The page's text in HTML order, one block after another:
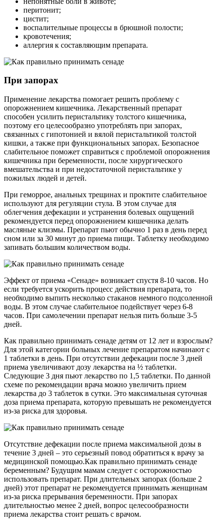
перитонит;
цистит;
воспалительные процессы в брюшной полости;
кровотечения;
аллергия к составляющим препарата.
При запорах
Применение лекарства помогает решить проблему с
опорожнением кишечника. Лекарственный препарат
способен усилить перистальтику толстого кишечника,
поэтому его целесообразно употреблять при запорах,
связанных с гипотонией и вялой перистальтикой толстой
кишки, а также при функциональных запорах. Безопасное
слабительное поможет справиться с проблемой опорожнения
кишечника при беременности, после хирургического
вмешательства и при недостаточной перистальтике у
пожилых людей и детей.
При геморрое, анальных трещинах и проктите слабительное
используют для регуляции стула. В этом случае для
облегчения дефекации и устранения болевых ощущений
рекомендуется перед опорожнением кишечника делать
масляные клизмы. Препарат пьют обычно 1 раз в день перед
сном или за 30 минут до приема пищи. Таблетку необходимо
запивать большим количеством воды.
Эффект от приема «Сенаде» возникает спустя 8-10 часов. Но
если требуется ускорить процесс действия препарата, то
необходимо выпить несколько стаканов немного подсоленной
воды. В этом случае слабительное подействует через 6-8
часов. При самолечении препарат нельзя пить больше 3-5
дней.
Как правильно принимать сенаде детям от 12 лет и взрослым?
Для этой категории больных лечение препаратом начинают с
1 таблетки в день. При отсутствии дефекации после 3 дней
приема увеличивают дозу лекарства на ½ таблетки.
Следующие 3 дня пьют лекарство по 1,5 таблетки. По данной
схеме по рекомендации врача можно увеличить прием
лекарства до 3 таблеток в сутки. Это максимальная суточная
доза приема препарата, которую превышать не рекомендуется
из-за риска для здоровья.
Отсутствие дефекации после приема максимальной дозы в
течение 3 дней – это серьезный повод обратиться к врачу за
медицинской помощью.Как правильно принимать сенаде
беременным? Будущим мамам следует с осторожностью
использовать препарат. При длительных запорах (больше 2
дней) этот препарат не рекомендуется принимать женщинам
из-за риска прерывания беременности. При запорах
длительностью менее 2 дней, вопрос целесообразности
приема лекарства стоит решать с врачом.